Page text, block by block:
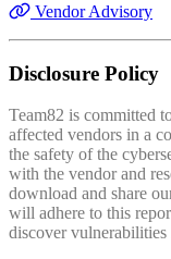
Vendor Advisory
Disclosure Policy
Team82 is committed
affected vendors in a
the safety of the
with the vendor and
download and share
will adhere to this
discover vulnerabilities